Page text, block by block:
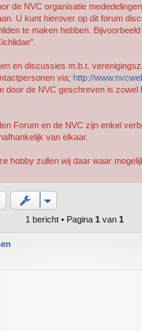
de NVC organisatie
U kunt hierover op dit forum
te maken hebben.
en discussies m.b.t.
via; http://
door de NVC geschreven is zowel
Forum en de NVC zijn enkel
van elkaar.
hobby zullen wij daar waar
1 bericht • Pagina 1 van 1